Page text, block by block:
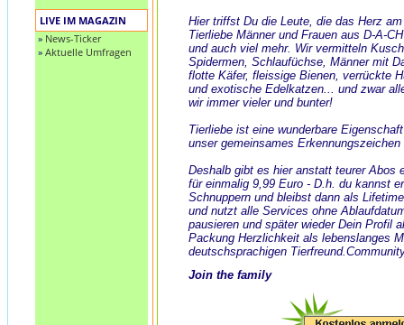
LIVE IM MAGAZIN
» News-Ticker
» Aktuelle Umfragen
Hier triffst Du die Leute, die das Herz
Tierliebe Männer und Frauen aus D-A-
und auch viel mehr. Wir vermitteln
Spidermen, Schlaufüchse, Männer mit
flotte Käfer, fleissige Bienen, verrückte
und exotische Edelkatzen... und zwar
wir immer vieler und bunter!
Tierliebe ist eine wunderbare
unser gemeinsames
Deshalb gibt es hier anstatt teurer Abos
für einmalig 9,99 Euro - D.h. du kannst
Schnuppern und bleibst dann als
und nutzt alle Services ohne
pausieren und später wieder Dein Profil
Packung Herzlichkeit als lebenslanges
deutschsprachigen
Join the family